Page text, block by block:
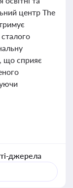
центр The
що сприяє
джерела